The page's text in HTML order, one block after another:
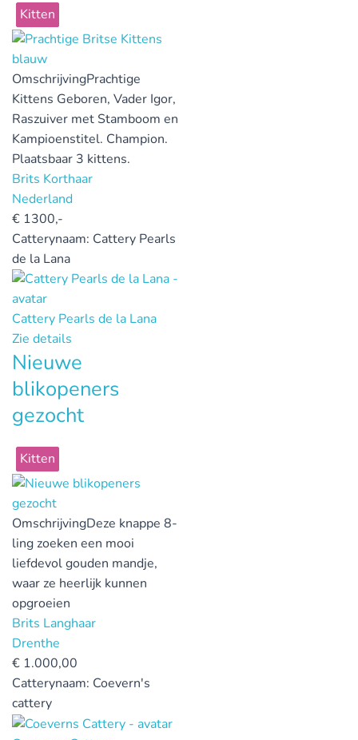
Kitten
OmschrijvingPrachtige
Kittens Geboren, Vader Igor,
Raszuiver met Stamboom en
Kampioenstitel. Champion.
Plaatsbaar 3 kittens.
Brits Korthaar
Nederland
€ 1300,-
Catterynaam: Cattery Pearls
de la Lana
Cattery Pearls de la Lana
Zie details
Nieuwe
blikopeners
gezocht
Kitten
OmschrijvingDeze knappe 8-
ling zoeken een mooi
liefdevol gouden mandje,
waar ze heerlijk kunnen
opgroeien
Brits Langhaar
Drenthe
€ 1.000,00
Catterynaam: Coevern's
cattery